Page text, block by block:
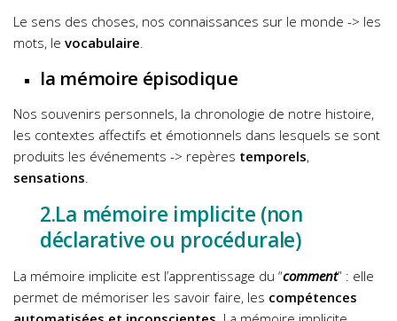
Le sens des choses, nos connaissances sur le monde -> les
mots, le vocabulaire.
la mémoire épisodique
Nos souvenirs personnels, la chronologie de notre histoire,
les contextes affectifs et émotionnels dans lesquels se sont
produits les événements -> repères temporels,
sensations.
2.La mémoire implicite (non
déclarative ou procédurale)
La mémoire implicite est l’apprentissage du “comment” : elle
permet de mémoriser les savoir faire, les compétences